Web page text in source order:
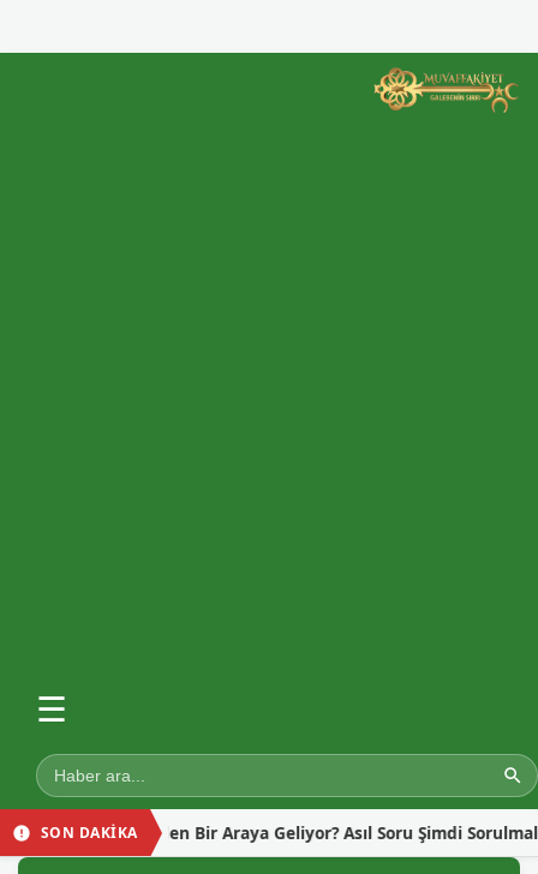
☰
SON DAKİKA
İçin Neden Bir Araya Geliyor? Asıl Soru Şimdi Sorulmalı!